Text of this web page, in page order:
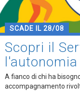
SCADE IL 28/08
Scopri il
A fianco di chi ha
accompagnamento